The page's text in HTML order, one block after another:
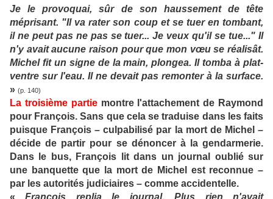
Je le provoquai, sûr de son haussement de tête
méprisant. "Il va rater son coup et se tuer en tombant,
il ne peut pas ne pas se tuer... Je veux qu'il se tue..." Il
n'y avait aucune raison pour que mon vœu se réalisât.
Michel fit un signe de la main, plongea. Il tomba à plat-
ventre sur l'eau. Il ne devait pas remonter à la surface.
» (p. 140)
La troisième partiemontre l'attachement de Raymond
pour François. Sans que cela se traduise dans les faits
puisque François – culpabilisé par la mort de Michel –
décide de partir pour se dénoncer à la gendarmerie.
Dans le bus, François lit dans un journal oublié sur
une banquette que la mort de Michel est reconnue –
par les autorités judiciaires – comme accidentelle.